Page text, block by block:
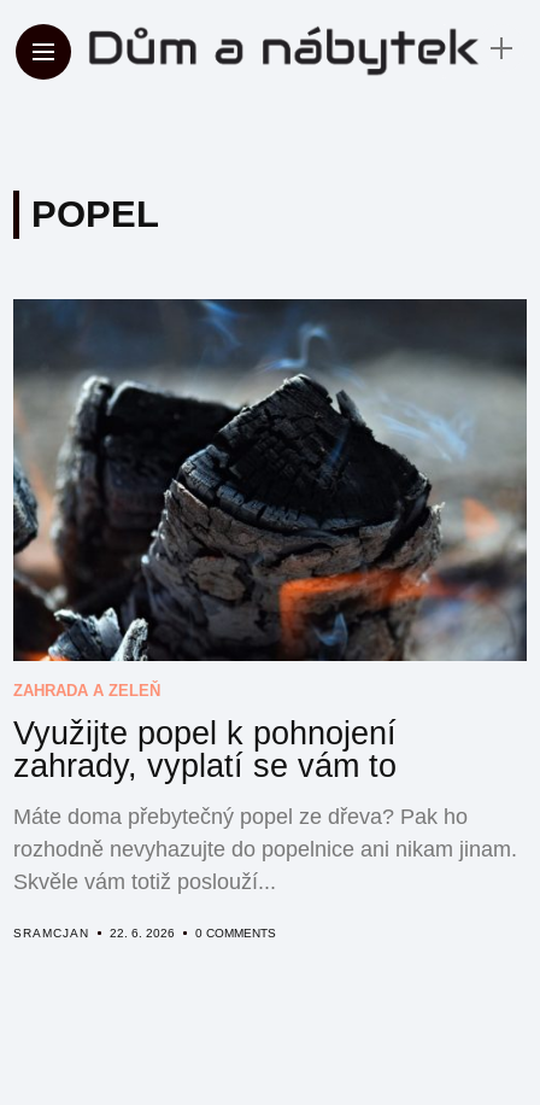
POPEL
ZAHRADA A ZELEŇ
Využijte popel k pohnojení
zahrady, vyplatí se vám to
Máte doma přebytečný popel ze dřeva? Pak ho
rozhodně nevyhazujte do popelnice ani nikam jinam.
Skvěle vám totiž poslouží...
SRAMCJAN 22. 6. 2026 0 COMMENTS